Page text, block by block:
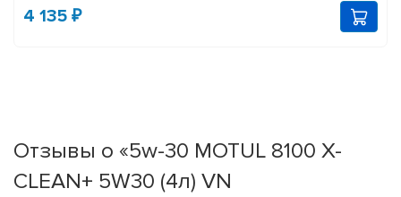
4 135 ₽
Отзывы о «5w-30 MOTUL 8100 X-
CLEAN+ 5W30 (4л) VN